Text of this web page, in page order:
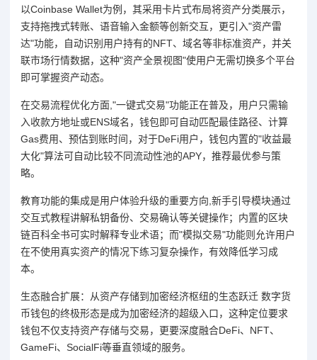
以Coinbase Wallet为例，其采用卡片式布局将资产分类展示，
支持拖拽式转账、语音输入金额等创新交互，更引入"资产雷
达"功能，自动识别用户持有的NFT、域名等非标准资产，并关
联市场行情数据，这种"资产全景视图"使用户无需切换多个平台
即可掌握资产动态。
在交易流程优化方面,"一键式交易"功能正在普及，用户只需输
入收款方地址或ENS域名，钱包即可自动匹配最佳路径、计算
Gas费用、预估到账时间，对于DeFi用户，钱包内置的"收益最
大化"算法可自动比较不同流动性池的APY，推荐最优参与策
略。
教育功能的集成是用户体验升级的重要方向,新手引导模块通过
交互式教程讲解私钥备份、交易确认等关键操作；内置的区块
链百科全书可实时解释专业术语；而"模拟交易"功能则允许用户
在不使用真实资产的情况下练习复杂操作，有效降低学习成
本。
生态融合扩展：从资产存储到加密经济枢纽的生态跃迁 数字货
币钱包的终极形态是成为加密经济的超级入口，这种定位要求
钱包不仅支持资产存储与交易，更要深度融合DeFi、NFT、
GameFi、SocialFi等垂直领域的服务。